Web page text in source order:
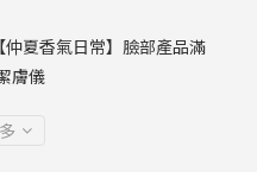
仲夏香氣日常】臉部產品滿
膚儀